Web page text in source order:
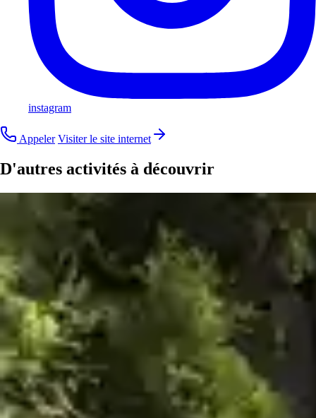
instagram
Appeler Visiter le site internet
D'autres activités à découvrir